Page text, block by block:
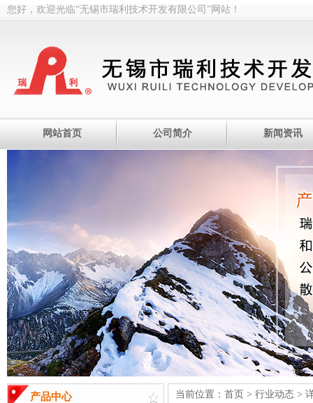
您好，欢迎光临“无锡市瑞利技术开发有限公司”网站！
网站首页 公司简介 新闻资讯
产品中心 当前位置： 首页 > 行业动态 >